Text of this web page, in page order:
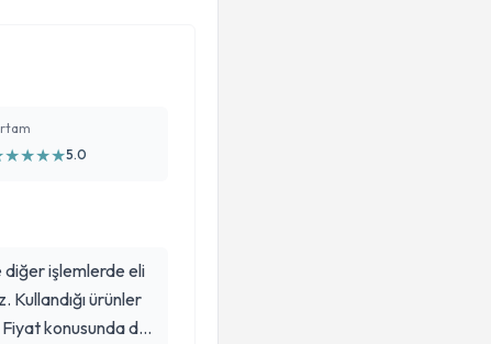
★★★★5.0
diğer işlemlerde eli
Kullandığı ürünler
konusunda da